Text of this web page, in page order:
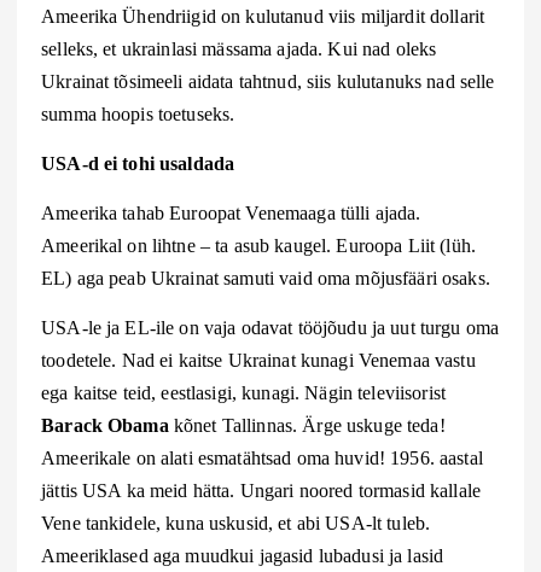
Ameerika Ühendriigid on kulutanud viis miljardit dollarit
selleks, et ukrainlasi mässama ajada. Kui nad oleks
Ukrainat tõsimeeli aidata tahtnud, siis kulutanuks nad selle
summa hoopis toetuseks.
USA-d ei tohi usaldada
Ameerika tahab Euroopat Venemaaga tülli ajada.
Ameerikal on lihtne – ta asub kaugel. Euroopa Liit (lüh.
EL) aga peab Ukrainat samuti vaid oma mõjusfääri osaks.
USA-le ja EL-ile on vaja odavat tööjõudu ja uut turgu oma
toodetele. Nad ei kaitse Ukrainat kunagi Venemaa vastu
ega kaitse teid, eestlasigi, kunagi. Nägin televiisorist
Barack Obama kõnet Tallinnas. Ärge uskuge teda!
Ameerikale on alati esmatähtsad oma huvid! 1956. aastal
jättis USA ka meid hätta. Ungari noored tormasid kallale
Vene tankidele, kuna uskusid, et abi USA-lt tuleb.
Ameeriklased aga muudkui jagasid lubadusi ja lasid